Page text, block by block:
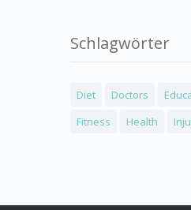
Schlagwörter
Diet Doctors
Fitness
Health